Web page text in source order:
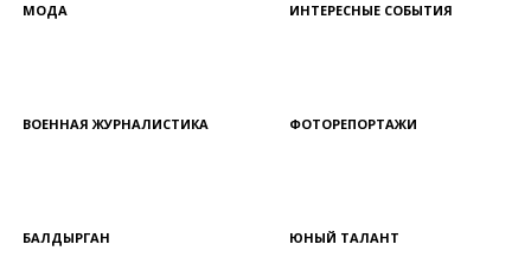
МОДА ИНТЕРЕСНЫЕ СОБЫТИЯ
ВОЕННАЯ ЖУРНАЛИСТИКА ФОТОРЕПОРТАЖИ
БАЛДЫРГАН ЮНЫЙ ТАЛАНТ